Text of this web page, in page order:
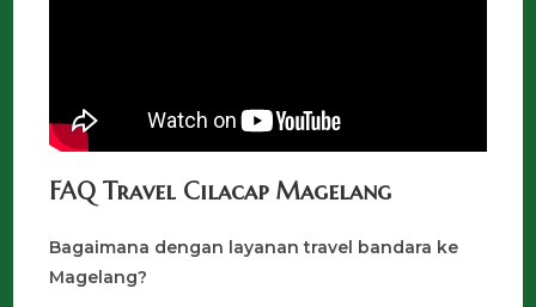
FAQ Travel Cilacap Magelang
Bagaimana dengan layanan travel bandara ke
Magelang?